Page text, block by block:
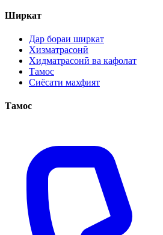
Ширкат
Дар бораи ширкат
Хизматрасонӣ
Хидматрасонӣ ва кафолат
Тамос
Сиёсати махфият
Тамос